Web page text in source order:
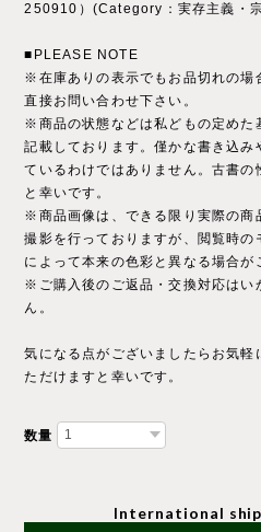
250910）(Category：実存主義・
■PLEASE NOTE
※在庫ありの表示でもお品切れの場
直接お問い合わせ下さい。
※商品の状態などは私どもの定めた
記載しております。僅かな書き込み
ているわけではありません。古書
と幸いです。
※商品画像は、できる限り実際の商
撮影を行っておりますが、閲覧時
によって本来の色彩と異なる場合が
※ご購入後のご返品・交換対応はい
ん。
気になる点がございましたらお気
ただけますと幸いです。
数量
International